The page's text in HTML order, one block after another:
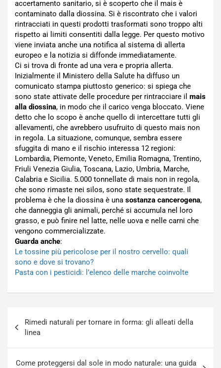
accertamento sanitario, si è scoperto che il mais è
contaminato dalla diossina. Si è riscontrato che i valori
rintracciati in questi prodotti trasformati sono troppo alti
rispetto ai limiti consentiti dalla legge. Per questo motivo
viene inviata anche una notifica al sistema di allerta
europeo e la notizia si diffonde immediatamente.
Ci si trova di fronte ad una vera e propria allerta.
Inizialmente il Ministero della Salute ha diffuso un
comunicato stampa piuttosto generico: si spiega che
sono state attivate delle procedure per rintracciare il mais
alla diossina, in modo che il carico venga bloccato. Viene
detto che lo scopo è anche quello di intercettare tutti gli
allevamenti, che avrebbero usufruito di questo mais non
in regola. La situazione, comunque, sembra essere
sfuggita di mano e il rischio interessa 12 regioni:
Lombardia, Piemonte, Veneto, Emilia Romagna, Trentino,
Friuli Venezia Giulia, Toscana, Lazio, Umbria, Marche,
Calabria e Sicilia. 5.000 tonnellate di mais non in regola,
che sono rimaste nei silos, sono state sequestrate. Il
problema è che la diossina è una sostanza cancerogena,
che danneggia gli animali, perché si accumula nel loro
grasso, e può finire nel latte, nelle uova e nelle carni che
vengono commercializzate.
Guarda anche:
Le tossine più pericolose per il nostro cervello: quali
sono e dove si trovano?
Pasta con i pesticidi: l’elenco delle marche coinvolte
articoli
Rimedi naturali per tornare in forma: gli alleati della
linea
Come proteggersi dal sole in modo naturale: una guida